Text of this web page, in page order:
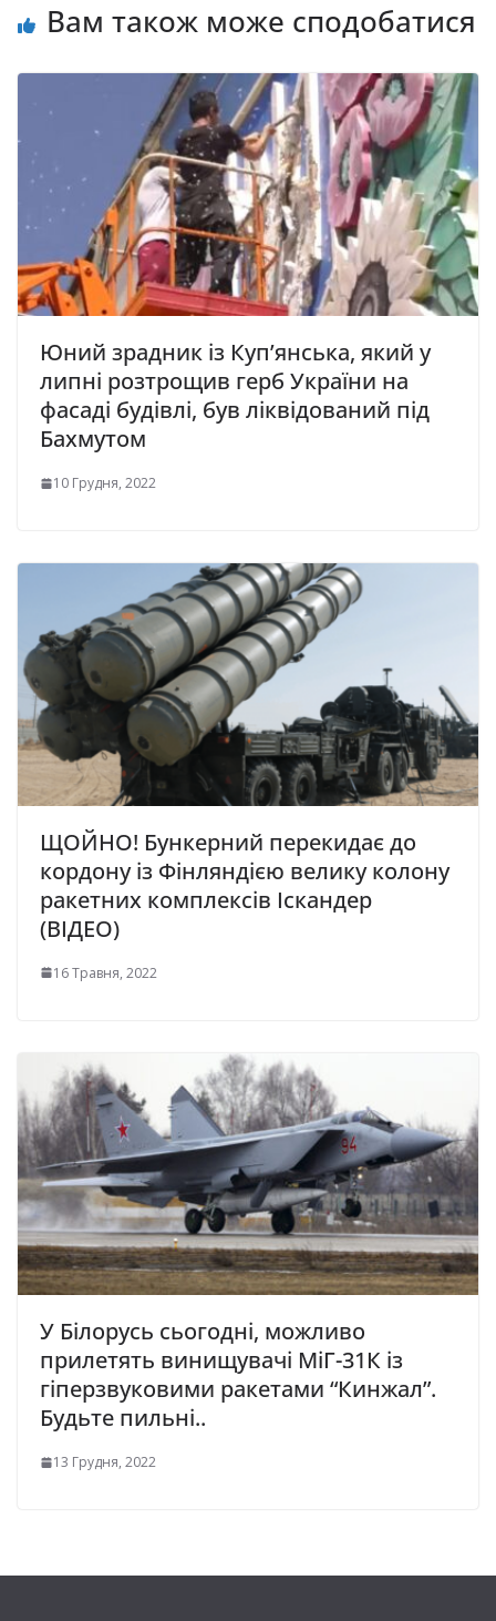
Вам також може сподобатися
Юний зрадник із Куп’янська, який у
липні розтрощив герб України на
фасаді будівлі, був ліквідований під
Бахмутом
10 Грудня, 2022
ЩОЙНО! Бункерний перекидає до
кордону із Фінляндією велику колону
ракетних комплексів Іскандер
(ВІДЕО)
16 Травня, 2022
У Білорусь сьогодні, можливо
прилетять винищувачі МіГ-31К із
гіперзвуковими ракетами “Кинжал”.
Будьте пильні..
13 Грудня, 2022